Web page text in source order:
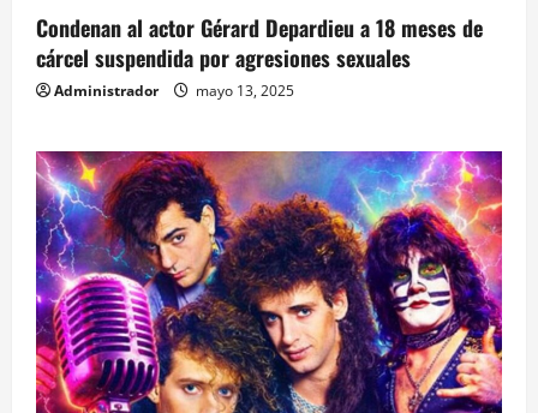
Condenan al actor Gérard Depardieu a 18 meses de
cárcel suspendida por agresiones sexuales
Administrador mayo 13, 2025